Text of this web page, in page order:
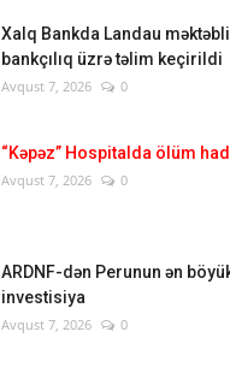
Xalq Bankda Landau
bankçılıq üzrə təlim keçirildi
Avqust 7, 2026 0
“Kəpəz” Hospitalda ölüm
Avqust 7, 2026 0
ARDNF-dən Perunun ən
investisiya
Avqust 7, 2026 0